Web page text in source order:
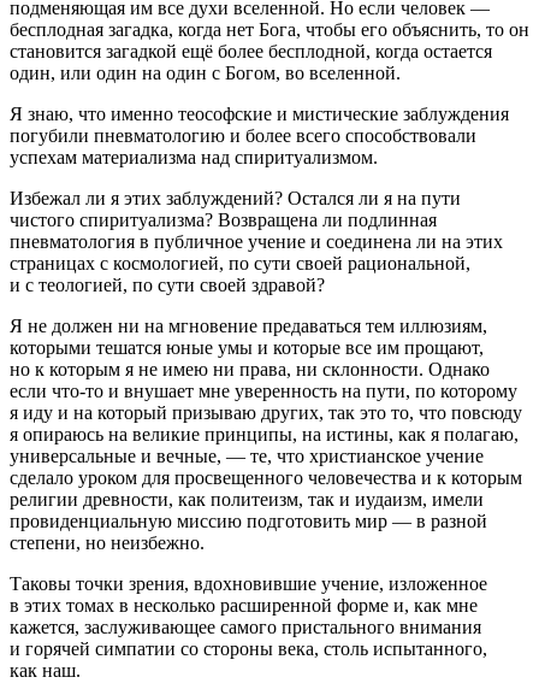
подменяющая им все духи вселенной. Но если человек —
бесплодная загадка, когда нет Бога, чтобы его объяснить, то он
становится загадкой ещё более бесплодной, когда остается
один, или один на один с Богом, во вселенной.
Я знаю, что именно теософские и мистические заблуждения
погубили пневматологию и более всего способствовали
успехам материализма над спиритуализмом.
Избежал ли я этих заблуждений? Остался ли я на пути
чистого спиритуализма? Возвращена ли подлинная
пневматология в публичное учение и соединена ли на этих
страницах с космологией, по сути своей рациональной,
и с теологией, по сути своей здравой?
Я не должен ни на мгновение предаваться тем иллюзиям,
которыми тешатся юные умы и которые все им прощают,
но к которым я не имею ни права, ни склонности. Однако
если что-то и внушает мне уверенность на пути, по которому
я иду и на который призываю других, так это то, что повсюду
я опираюсь на великие принципы, на истины, как я полагаю,
универсальные и вечные, — те, что христианское учение
сделало уроком для просвещенного человечества и к которым
религии древности, как политеизм, так и иудаизм, имели
провиденциальную миссию подготовить мир — в разной
степени, но неизбежно.
Таковы точки зрения, вдохновившие учение, изложенное
в этих томах в несколько расширенной форме и, как мне
кажется, заслуживающее самого пристального внимания
и горячей симпатии со стороны века, столь испытанного,
как наш.